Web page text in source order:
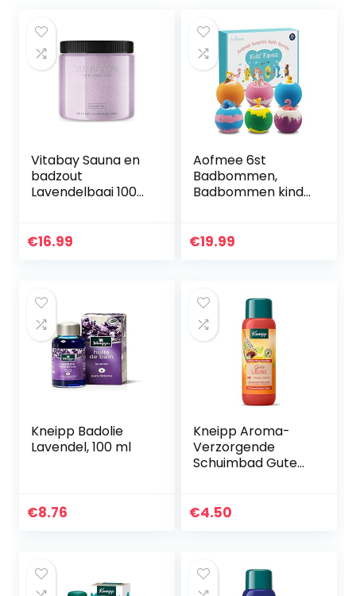
Vitabay Sauna en
badzout
Lavendelbaai 1000
geschikt voor
€16.99
Aofmee 6st
Badbommen,
Badbommen kind,
Badbommen
€19.99
Kneipp Badolie
Lavendel, 100 ml
€8.76
Kneipp Aroma-
Verzorgende
Schuimbad Gute
€4.50